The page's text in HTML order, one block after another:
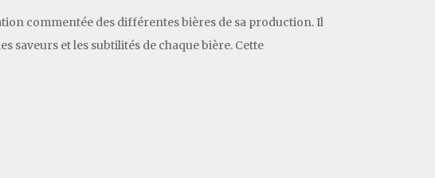
commentée des différentes bières de sa production. Il
saveurs et les subtilités de chaque bière. Cette